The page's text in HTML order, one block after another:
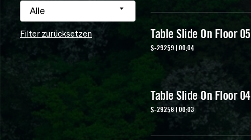
Alle
Filter zurücksetzen Table Slide On Floor 05
S-29259 | 00:04
Table Slide On Floor 04
S-29258 | 00:03